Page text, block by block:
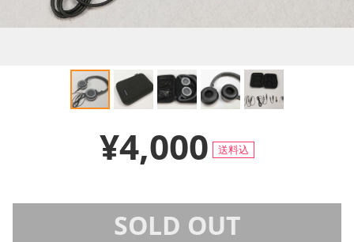
¥4,000 送料込
SOLD OUT